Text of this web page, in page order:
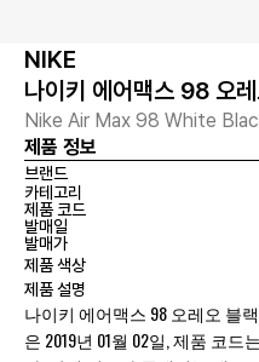
NIKE
나이키 에어맥스 98 오
Nike Air Max 98 White
제품 정보
브랜드
카테고리
제품 코드
발매일
발매가
제품 색상
제품 설명
나이키 에어맥스 98 오레오 블
은 2019년 01월 02일, 제품 코드